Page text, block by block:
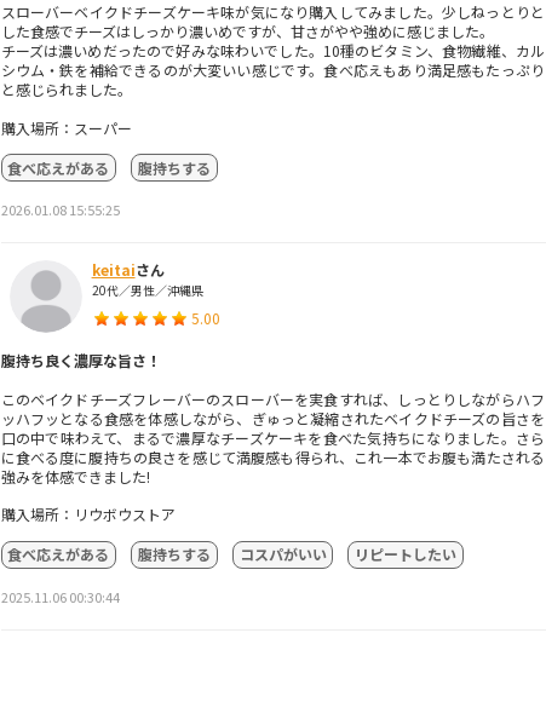
スローバーベイクドチーズケーキ味が気になり購入してみました。少しねっとりと
した食感でチーズはしっかり濃いめですが、甘さがやや強めに感じました。
チーズは濃いめだったので好みな味わいでした。10種のビタミン、食物繊維、カル
シウム・鉄を補給できるのが大変いい感じです。食べ応えもあり満足感もたっぷり
と感じられました。
購入場所：スーパー
食べ応えがある
腹持ちする
2026.01.08 15:55:25
keitaiさん
20代／男性／沖縄県
5.00
腹持ち良く濃厚な旨さ！
このベイクドチーズフレーバーのスローバーを実食すれば、しっとりしながらハフ
ッハフッとなる食感を体感しながら、ぎゅっと凝縮されたベイクドチーズの旨さを
口の中で味わえて、まるで濃厚なチーズケーキを食べた気持ちになりました。さら
に食べる度に腹持ちの良さを感じて満腹感も得られ、これ一本でお腹も満たされる
強みを体感できました!
購入場所：リウボウストア
食べ応えがある
腹持ちする コスパがいい リピートしたい
2025.11.06 00:30:44